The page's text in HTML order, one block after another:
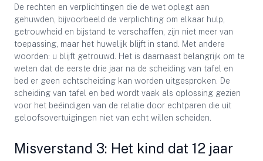
De rechten en verplichtingen die de wet oplegt aan
gehuwden, bijvoorbeeld de verplichting om elkaar hulp,
getrouwheid en bijstand te verschaffen, zijn niet meer van
toepassing, maar het huwelijk blijft in stand. Met andere
woorden: u blijft getrouwd. Het is daarnaast belangrijk om te
weten dat de eerste drie jaar na de scheiding van tafel en
bed er geen echtscheiding kan worden uitgesproken. De
scheiding van tafel en bed wordt vaak als oplossing gezien
voor het beëindigen van de relatie door echtparen die uit
geloofsovertuigingen niet van echt willen scheiden.
Misverstand 3: Het kind dat 12 jaar